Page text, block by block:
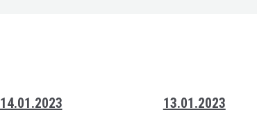
14.01.2023 13.01.2023